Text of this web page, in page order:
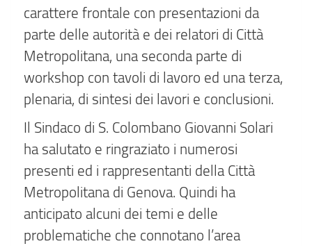
carattere frontale con presentazioni da
parte delle autorità e dei relatori di Città
Metropolitana, una seconda parte di
workshop con tavoli di lavoro ed una terza,
plenaria, di sintesi dei lavori e conclusioni.
Il Sindaco di S. Colombano Giovanni Solari
ha salutato e ringraziato i numerosi
presenti ed i rappresentanti della Città
Metropolitana di Genova. Quindi ha
anticipato alcuni dei temi e delle
problematiche che connotano l’area